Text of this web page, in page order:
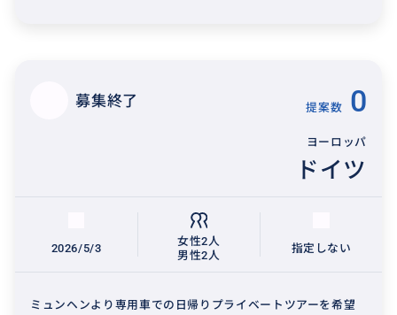
募集終了 提案数 0
ヨーロッパ
ドイツ
2026/5/3
女性2人
男性2人
指定しない
ミュンヘンより専用車での日帰りプライベートツアーを希望